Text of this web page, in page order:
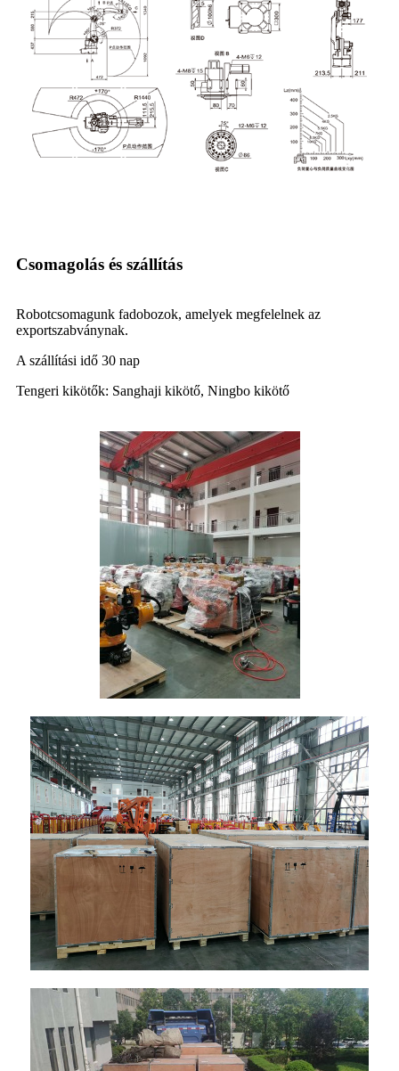
Csomagolás és szállítás
Robotcsomagunk fadobozok, amelyek megfelelnek az
exportszabványnak.
A szállítási idő 30 nap
Tengeri kikötők: Sanghaji kikötő, Ningbo kikötő